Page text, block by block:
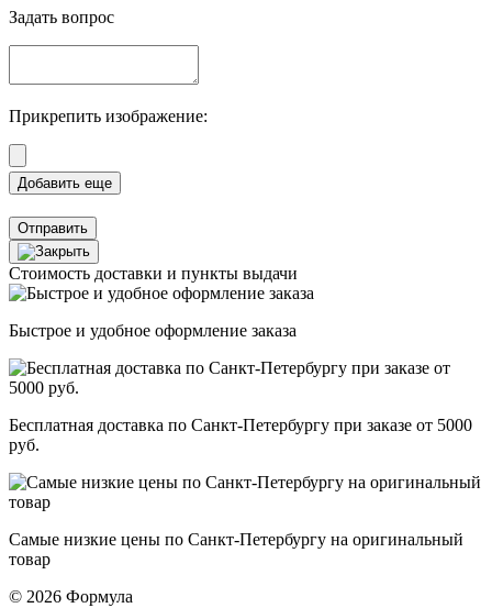
Задать вопрос
Прикрепить изображение:
Отправить
Стоимость доставки и пункты выдачи
Быстрое и удобное оформление заказа
Бесплатная доставка по Санкт-Петербургу при заказе от 5000
руб.
Самые низкие цены по Санкт-Петербургу на оригинальный
товар
© 2026 Формула